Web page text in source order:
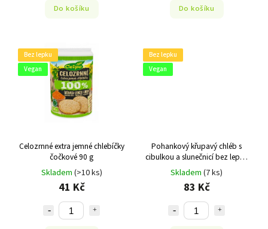
Do košíku Do košíku
Bez lepku
Vegan
Celozrnné extra jemné chlebíčky
čočkové 90 g
Skladem (>10 ks)
41 Kč
Bez lepku
Vegan
Pohankový křupavý chléb s
cibulkou a slunečnicí bez lepku
Skladem (7 ks)
83 Kč